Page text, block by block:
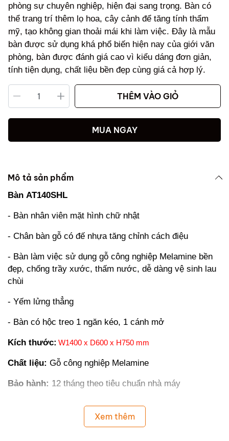
phòng sự chuyên nghiệp, hiện đại sang trọng. Bàn có
thể trang trí thêm lọ hoa, cây cảnh để tăng tính thẩm
mỹ, tạo không gian thoải mái khi làm việc. Đây là mẫu
bàn được sử dụng khá phổ biến hiện nay của giới văn
phòng, bàn được đánh giá cao vì kiểu dáng đơn giản,
tính tiện dụng, chất liệu bền đẹp cùng giá cả hợp lý.
THÊM VÀO GIỎ
MUA NGAY
Mô tả sản phẩm
Bàn AT140SHL
- Bàn nhân viên mặt hình chữ nhật
- Chân bàn gỗ có đế nhựa tăng chỉnh cách điệu
- Bàn làm việc sử dụng gỗ công nghiệp Melamine bền
đẹp, chống trầy xước, thấm nước, dễ dàng vệ sinh lau
chùi
- Yếm lửng thẳng
- Bàn có hộc treo 1 ngăn kéo, 1 cánh mở
Kích thước: W1400 x D600 x H750 mm
Chất liệu: Gỗ công nghiệp Melamine
Bảo hành: 12 tháng theo tiêu chuẩn nhà máy
Xem thêm